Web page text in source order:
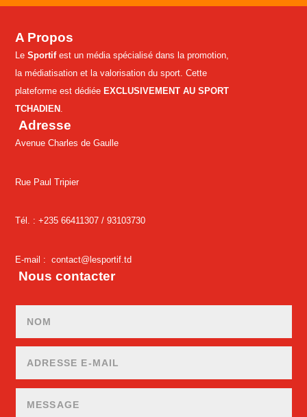
A Propos
LeSportifest un média spécialisé dans la promotion,
la médiatisation et la valorisation du sport. Cette
plateforme est dédiée EXCLUSIVEMENT AU SPORT
TCHADIEN .
Adresse
Avenue Charles de Gaulle
Rue Paul Tripier
Tél. : +235 66411307 /93103730
E-mail :contact@lesportif.td
Nous contacter